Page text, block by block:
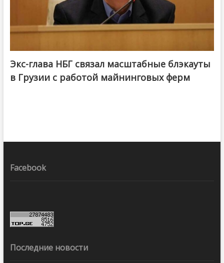
Экс-глава НБГ связал масштабные блэкауты
в Грузии с работой майнинговых ферм
Facebook
Последние новости